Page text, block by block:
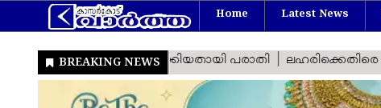
Home Latest News